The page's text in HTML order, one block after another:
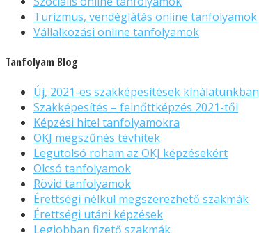
Turizmus, vendéglátás online tanfolyamok
Vállalkozási online tanfolyamok
Tanfolyam Blog
Új, 2021-es szakképesítések kínálatunkban
Szakképesítés – felnőttképzés 2021-től
Képzési hitel tanfolyamokra
OKJ megszűnés tévhitek
Legutolsó roham az OKJ képzésekért
Olcsó tanfolyamok
Rövid tanfolyamok
Érettségi nélkül megszerezhető szakmák
Érettségi utáni képzések
Legjobban fizető szakmák